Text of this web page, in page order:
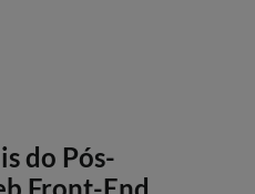
do Pós-